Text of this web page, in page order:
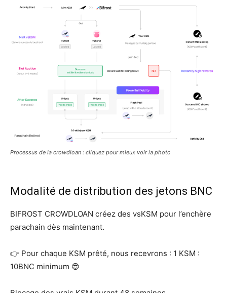
Processus de la crowdloan : cliquez pour mieux voir la photo
Modalité de distribution des jetons BNC
BIFROST CROWDLOAN créez des vsKSM pour l’enchère
parachain dès maintenant.
👉 Pour chaque KSM prêté, nous recevrons : 1 KSM :
10BNC minimum 😎